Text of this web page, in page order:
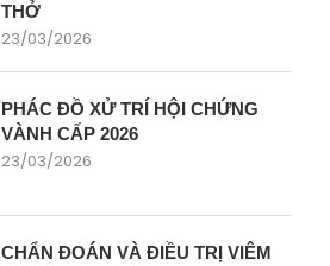
THỞ
23/03/2026
PHÁC ĐỒ XỬ TRÍ HỘI CHỨNG
VÀNH CẤP 2026
23/03/2026
CHẨN ĐOÁN VÀ ĐIỀU TRỊ VIÊM